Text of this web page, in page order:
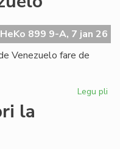
x
HeKo 899 9-A, 7 jan 26
Venezuelo fare de
Legu pli
la